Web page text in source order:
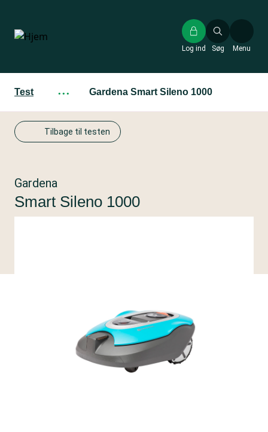
hovedindhold
Søg
Log ind Menu
Test ··· Gardena Smart Sileno 1000
Tilbage til testen
Gardena
Smart Sileno 1000